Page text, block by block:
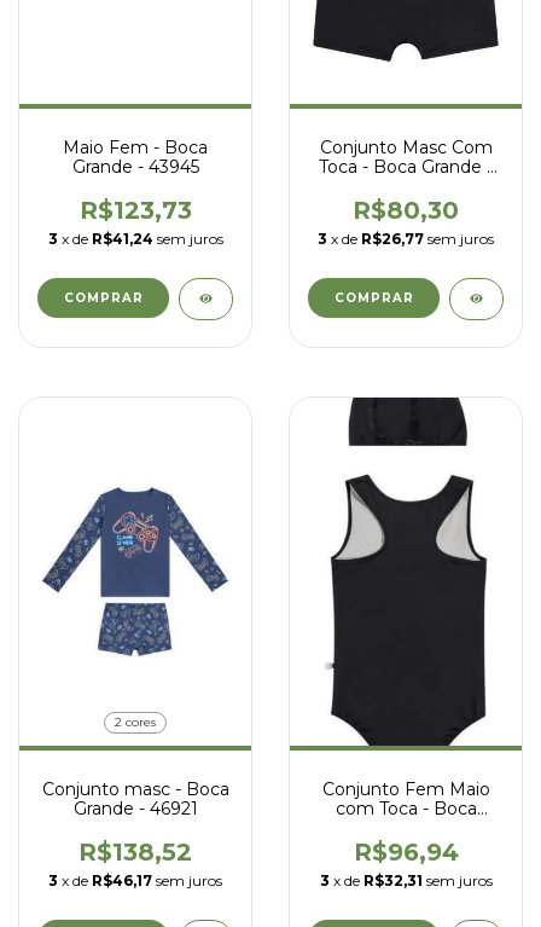
Maio Fem - Boca
Grande - 43945
R$123,73
3 x de R$41,24 sem juros
COMPRAR
Conjunto Masc Com
Toca - Boca Grande -
R$80,30
3 x de R$26,77 sem juros
COMPRAR
2 cores
Conjunto masc - Boca
Grande - 46921
R$138,52
3 x de R$46,17 sem juros
Conjunto Fem Maio
com Toca - Boca
R$96,94
3 x de R$32,31 sem juros